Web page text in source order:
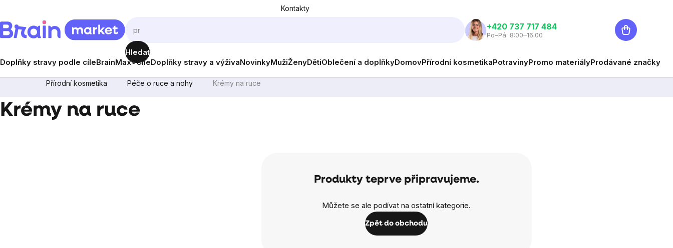
obsah
Kontakty
Hledat
+420 737 717 484
Po–Pá: 8:00–16:00
Nákupní
košík
Doplňky stravy podle cíleBrainMax®CíleDoplňky stravy a výživaNovinkyMužiŽenyDětiOblečení a doplňkyDomovPřírodní kosmetikaPotravinyPromo materiályProdávané značky
Přírodní kosmetika Péče o ruce a nohy Krémy na ruce
Krémy na ruce
Produkty teprve připravujeme.
Můžete se ale podívat na ostatní kategorie.
Zpět do obchodu